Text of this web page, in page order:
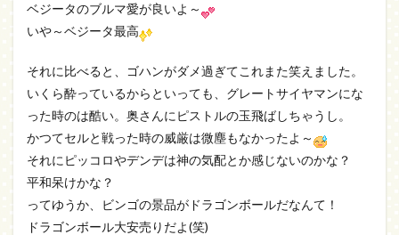
ベジータのブルマ愛が良いよ～
いや～ベジータ最高
それに比べると、ゴハンがダメ過ぎてこれまた笑えました。
いくら酔っているからといっても、グレートサイヤマンにな
った時のは酷い。奥さんにピストルの玉飛ばしちゃうし。
かつてセルと戦った時の威厳は微塵もなかったよ～
それにピッコロやデンデは神の気配とか感じないのかな？
平和呆けかな？
ってゆうか、ビンゴの景品がドラゴンボールだなんて！
ドラゴンボール大安売りだよ(笑)